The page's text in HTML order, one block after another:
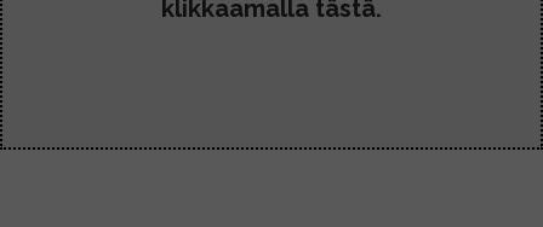
klikkaamalla tästä.